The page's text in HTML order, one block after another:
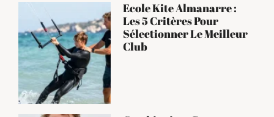
Ecole Kite Almanarre :
Les 5 Critères Pour
Sélectionner Le Meilleur
Club